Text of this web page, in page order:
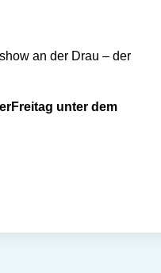
an der Drau – der
unter dem